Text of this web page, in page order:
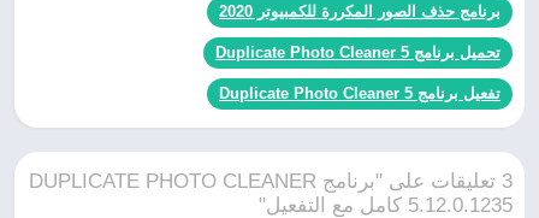
برنامج حذف الصور المكررة للكمبيوتر 2020
تحميل برنامج Duplicate Photo Cleaner 5
تفعيل برنامج Duplicate Photo Cleaner 5
3 تعليقات على "برنامج DUPLICATE PHOTO CLEANER
5.12.0.1235 كامل مع التفعيل"